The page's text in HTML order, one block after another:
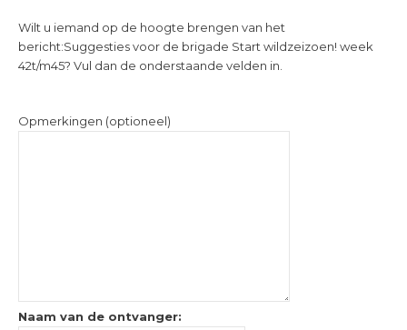
Wilt u iemand op de hoogte brengen van het
bericht:Suggesties voor de brigade Start wildzeizoen! week
42t/m45? Vul dan de onderstaande velden in.
Opmerkingen (optioneel)
Naam van de ontvanger: